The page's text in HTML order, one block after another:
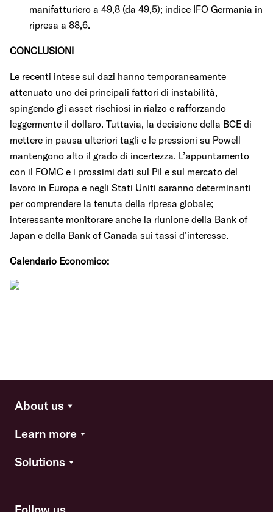
manifatturiero a 49,8 (da 49,5); indice IFO Germania in
ripresa a 88,6.
CONCLUSIONI
Le recenti intese sui dazi hanno temporaneamente
attenuato uno dei principali fattori di instabilità,
spingendo gli asset rischiosi in rialzo e rafforzando
leggermente il dollaro. Tuttavia, la decisione della BCE di
mettere in pausa ulteriori tagli e le pressioni su Powell
mantengono alto il grado di incertezza. L’appuntamento
con il FOMC e i prossimi dati sul Pil e sul mercato del
lavoro in Europa e negli Stati Uniti saranno determinanti
per comprendere la tenuta della ripresa globale;
interessante monitorare anche la riunione della Bank of
Japan e della Bank of Canada sui tassi d’interesse.
Calendario Economico:
About us
Learn more
Solutions